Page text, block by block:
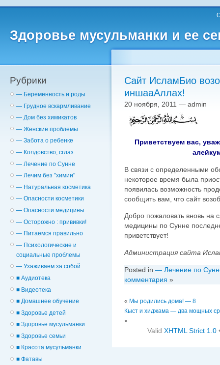
Здоровье мусульманки и ее
Рубрики
— Беременность и роды
— Грудное вскармливание
— Дом без химикатов
— Женские проблемы
— Забота о ребенке
— Колдовство, сглаз
— Лечение по Сунне
— Лечим без "химии"
— Натуральная косметика
— Опасности косметики
— Опасности медицины
— Осторожно : прививки!
— Питаемся правильно
— Психологические и
cоциальные проблемы
— Ухаживаем за собой
■ Аудиотека
■ Видеотека
■ Домашнее обучение
■ Здоровье детей
■ Здоровье мусульманки
■ Здоровье семьи
■ Красота мусульманки
■ Фатавы
Сайт ИсламБио
иншааАллах!
20 ноября, 2011 — admin
Приветствуем вас,
В связи с определенными
некоторое время была
появилась возможность
сообщить вам, что сайт
Добро пожаловать вновь на
медицины по Сунне
приветствует!
Администрация сайта
Posted in — Лечение по
комментария »
« Мы родились дома! — 8
Кыст и хиджама — два мощных
»
ValidXHTML Strict 1.0